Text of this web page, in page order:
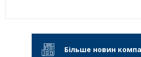
Більше новин